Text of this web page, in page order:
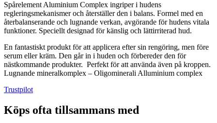
Spårelement Aluminium Complex ingriper i hudens
regleringsmekanismer och återställer den i balans. Formel med en
återbalanserande och lugnande verkan, avgörande för hudens vitala
funktioner. Speciellt designad för känslig och lättirriterad hud.
En fantastiskt produkt för att applicera efter sin rengöring, men före
serum eller kräm. Den går in i huden och förbereder den för
nästkommande produkter. Perfekt för att använda även på kroppen.
Lugnande mineralkomplex – Oligominerali Alluminium complex
Trustpilot
Köps ofta tillsammans med